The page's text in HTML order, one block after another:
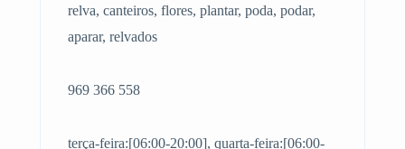
relva, canteiros, flores, plantar, poda, podar,
aparar, relvados
969 366 558
terça-feira:[06:00-20:00], quarta-feira:[06:00-